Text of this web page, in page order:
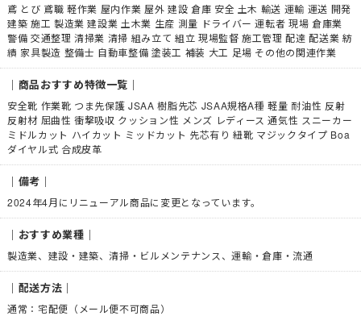
鳶 とび 鳶職 軽作業 屋内作業 屋外 建設 倉庫 安全 土木 輸送 運輸 運送 開発
建築 施工 製造業 建設業 土木業 生産 測量 ドライバー 運転者 現場 倉庫業
警備 交通整理 清掃業 清掃 組み立て 組立 現場監督 施工管理 配達 配送業 紡
績 家具製造 整備士 自動車整備 塗装工 補装 大工 足場 その他の関連作業
｜商品おすすめ特徴一覧｜
安全靴 作業靴 つま先保護 JSAA 樹脂先芯 JSAA規格A種 軽量 耐油性 反射
反射材 屈曲性 衝撃吸収 クッション性 メンズ レディース 通気性 スニーカー
ミドルカット ハイカット ミッドカット 先芯有り 紐靴 マジックタイプ Boa
ダイヤル式 合成皮革
｜備考｜
2024年4月にリニューアル商品に変更となっています。
｜おすすめ業種｜
製造業、建設・建築、清掃・ビルメンテナンス、運輸・倉庫・流通
｜配送方法｜
通常：宅配便（メール便不可商品）